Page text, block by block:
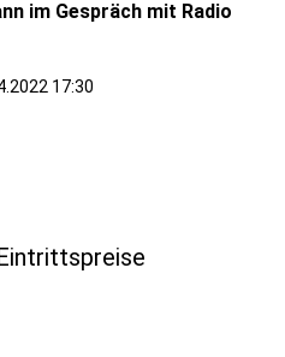
im Gespräch mit Radio
17:30